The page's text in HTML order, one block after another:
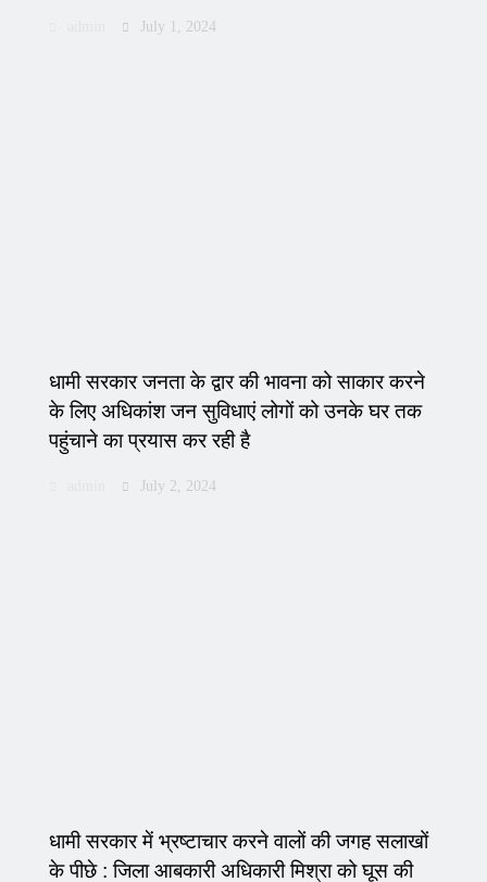
July 1, 2024
धामी सरकार जनता के द्वार की भावना को साकार करने
के लिए अधिकांश जन सुविधाएं लोगों को उनके घर तक
पहुंचाने का प्रयास कर रही है
July 2, 2024
धामी सरकार में भ्रष्टाचार करने वालों की जगह सलाखों
के पीछे : जिला आबकारी अधिकारी मिश्रा को घूस की